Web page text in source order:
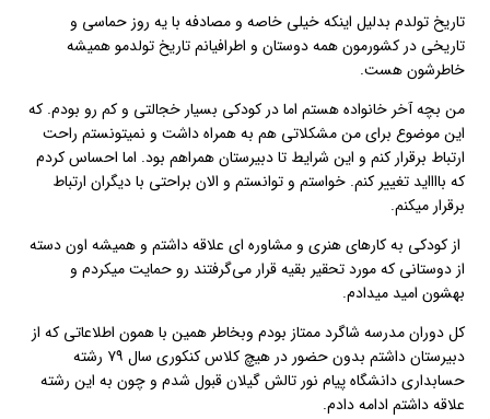
تاریخ تولدم بدلیل اینکه خیلی خاصه و مصادفه با یه روز حماسی و
تاریخی در کشورمون همه دوستان و اطرافیانم تاریخ تولدمو همیشه
خاطرشون هست.
من بچه آخر خانواده هستم اما در کودکی بسیار خجالتی و کم رو بودم. که
این موضوع برای من مشکلاتی هم به همراه داشت و نمیتونستم راحت
ارتباط برقرار کنم و این شرایط تا دبیرستان همراهم بود. اما احساس کردم
که بااااید تغییر کنم. خواستم و توانستم و الان براحتی با دیگران ارتباط
برقرار میکنم.
از کودکی به کارهای هنری و مشاوره ای علاقه داشتم و همیشه اون دسته
از دوستانی که مورد تحقیر بقیه قرار می‌گرفتند رو حمایت میکردم و
بهشون امید میدادم.
کل دوران مدرسه شاگرد ممتاز بودم وبخاطر همین با همون اطلاعاتی که از
دبیرستان داشتم بدون حضور در هیچ کلاس کنکوری سال ۷۹ رشته
حسابداری دانشگاه پیام نور تالش گیلان قبول شدم و چون به این رشته
علاقه داشتم ادامه دادم.